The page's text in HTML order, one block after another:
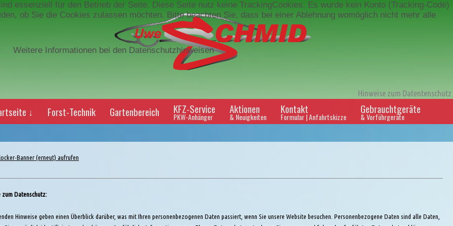
Hinweise zum Datentenschutz
↓ Forst-Technik Gartenbereich KFZ-Service
PKW-Anhänger
Aktionen
& Neuigkeiten
Kontakt
Formular | Anfahrtskizze
Gebrauchtgeräte
& Vorführgeräte
Banner (erneut) aufrufen
zum Datenschutz:
Hinweise geben einen Überblick darüber, was mit Ihren personenbezogenen Daten passiert, wenn Sie unsere Website besuchen. Personenbezogene Daten sind alle Daten,
essenziell für den Betrieb der Seite. Diese Seite nutz keine TrackingCookies. Es wurde kein Konto (Tracking-Code)
ob Sie die Cookies zulassen möchten. Bitte beachten Sie, dass bei einer Ablehnung womöglich nicht mehr alle
Weitere Informationen bei den Datenschutzhinweisen